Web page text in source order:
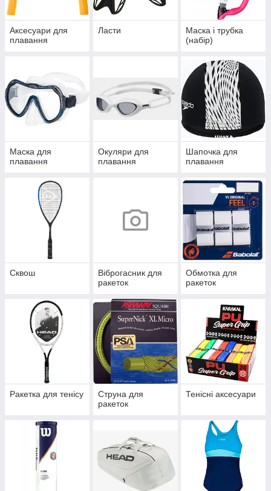
Аксесуари для
плавання
Ласти
Маска і трубка
(набір)
Маска для
плавання
Окуляри для
плавання
Шапочка для
плавання
Сквош
Віброгасник для
ракеток
Обмотка для
ракеток
Ракетка для тенісу
Струна для
ракеток
Тенісні аксесуари